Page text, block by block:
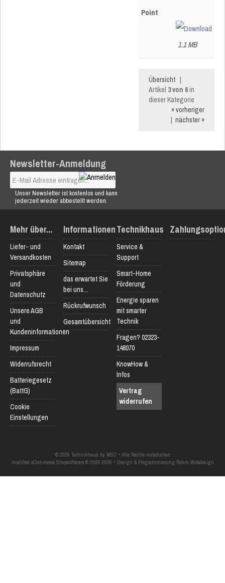
Point
1.1 MB
Übersicht |
Artikel 3 von 6in
dieser Kategorie
« vorheriger
| nächster »
Newsletter-Anmeldung
Unser Newsletter ist kostenlos und kann
jederzeit wieder abbestellt werden.
Mehr über...
Liefer- und
Versandkosten
Privatsphäre
und
Datenschutz
Unsere AGB
und
Kundeninformationen
Impressum
Widerrufsrecht
Batteriegesetz
(BattG)
Cookie
Einstellungen
Informationen
Kontakt
Sitemap
das erwartet Sie
bei uns...
Rückrufwunsch
Gesamtübersicht
Technikhaus
Service &
Support
Smart-Home
Förderung
Energie sparen
mit smarter
Technik
Fragen? 02323-
148070
KnowHow &
Infos
Vertrag
widerrufen
© 2026 Technikhaus by MSC • Alle Rechte vorbehalten
modified eCommerce Shopsoftware © 2009-2026 • Design & Programmierung Rehm Webdesign